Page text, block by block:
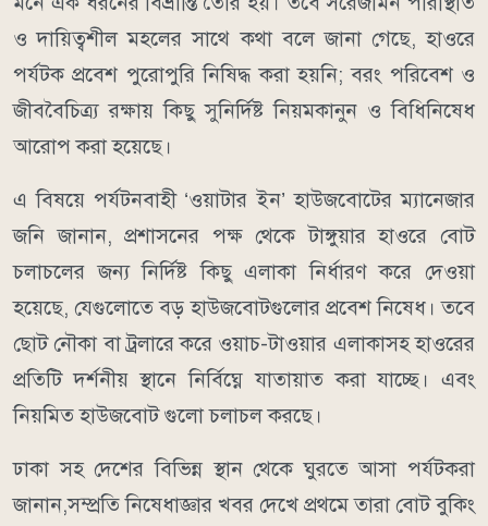
ও দায়িত্বশীল মহলের সাথে কথা বলে জানা গেছে, হাওরে
পর্যটক প্রবেশ পুরোপুরি নিষিদ্ধ করা হয়নি; বরং পরিবেশ ও
জীববৈচিত্র্য রক্ষায় কিছু সুনির্দিষ্ট নিয়মকানুন ও বিধিনিষেধ
আরোপ করা হয়েছে।
​এ বিষয়ে পর্যটনবাহী ‘ওয়াটার ইন’ হাউজবোটের ম্যানেজার
জনি জানান, প্রশাসনের পক্ষ থেকে টাঙ্গুয়ার হাওরে বোট
চলাচলের জন্য নির্দিষ্ট কিছু এলাকা নির্ধারণ করে দেওয়া
হয়েছে, যেগুলোতে বড় হাউজবোটগুলোর প্রবেশ নিষেধ। তবে
ছোট নৌকা বা ট্রলারে করে ওয়াচ-টাওয়ার এলাকাসহ হাওরের
প্রতিটি দর্শনীয় স্থানে নির্বিঘ্নে যাতায়াত করা যাচ্ছে। এবং
নিয়মিত হাউজবোট গুলো চলাচল করছে।
​ঢাকা সহ দেশের বিভিন্ন স্থান থেকে ঘুরতে আসা পর্যটকরা
জানান,সম্প্রতি নিষেধাজ্ঞার খবর দেখে প্রথমে তারা বোট বুকিং